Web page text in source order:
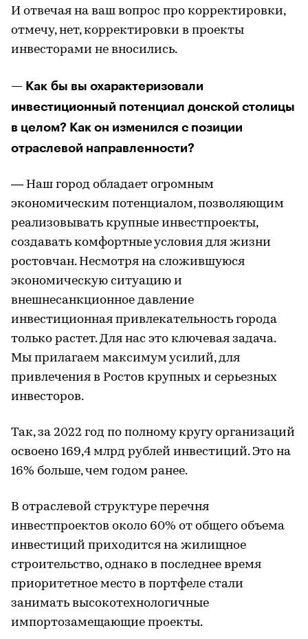
И отвечая на ваш вопрос про корректировки,
отмечу, нет, корректировки в проекты
инвесторами не вносились.
— Как бы вы охарактеризовали
инвестиционный потенциал донской столицы
в целом? Как он изменился с позиции
отраслевой направленности?
— Наш город обладает огромным
экономическим потенциалом, позволяющим
реализовывать крупные инвестпроекты,
создавать комфортные условия для жизни
ростовчан. Несмотря на сложившуюся
экономическую ситуацию и
внешнесанкционное давление
инвестиционная привлекательность города
только растет. Для нас это ключевая задача.
Мы прилагаем максимум усилий, для
привлечения в Ростов крупных и серьезных
инвесторов.
Так, за 2022 год по полному кругу организаций
освоено 169,4 млрд рублей инвестиций. Это на
16% больше, чем годом ранее.
В отраслевой структуре перечня
инвестпроектов около 60% от общего объема
инвестиций приходится на жилищное
строительство, однако в последнее время
приоритетное место в портфеле стали
занимать высокотехнологичные
импортозамещающие проекты.